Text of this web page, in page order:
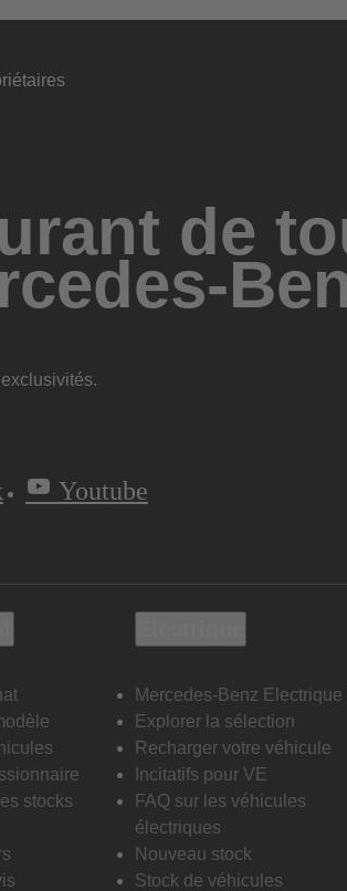
de
Youtube
stocks
Mercedes-Benz Electrique
Explorer la sélection
Recharger votre véhicule
Incitatifs pour VE
FAQ sur les véhicules
électriques
Nouveau stock
Stock de véhicules